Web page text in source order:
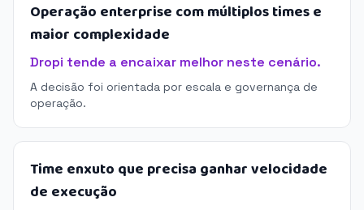
Operação enterprise com múltiplos times e
maior complexidade
Dropi tende a encaixar melhor neste cenário.
A decisão foi orientada por escala e governança de
operação.
Time enxuto que precisa ganhar velocidade
de execução